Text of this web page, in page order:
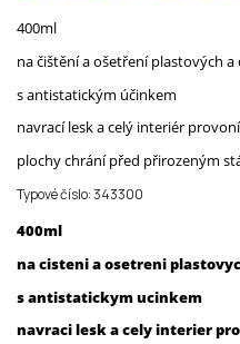
400ml
na čištění a ošetření plastových
s antistatickým účinkem
navrací lesk a celý interiér
plochy chrání před přirozeným
Typové číslo: 343300
400ml
na cisteni a osetreni
s antistatickym ucinkem
navraci lesk a cely interier